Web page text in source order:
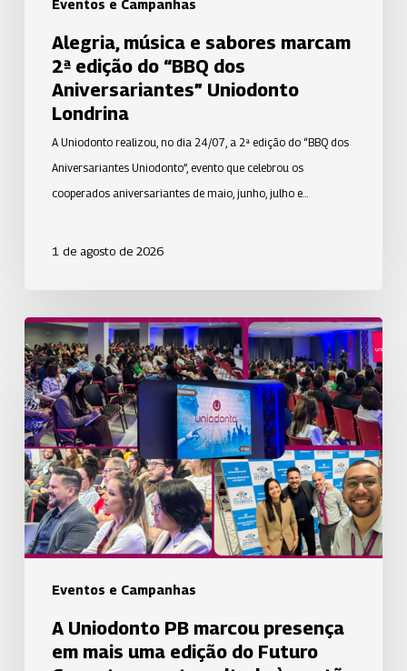
Eventos e Campanhas
Londrina
Alegria, música e sabores marcam
2ª edição do “BBQ dos
Aniversariantes” Uniodonto
Londrina
A Uniodonto realizou, no dia 24/07, a 2ª edição do “BBQ dos
Aniversariantes Uniodonto”, evento que celebrou os
cooperados aniversariantes de maio, junho, julho e…
1 de agosto de 2026
Eventos e Campanhas
A
Uniodonto
PB
marcou
presença
em
mais
uma
edição
do
Futuro
evento
voltado
A Uniodonto PB marcou presença
em mais uma edição do Futuro